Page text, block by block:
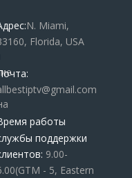
N. Miami,
Florida, USA
работы
поддержки
9.00-
- 5, Eastern